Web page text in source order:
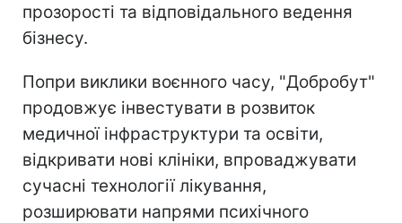
прозорості та відповідального ведення
бізнесу.
Попри виклики воєнного часу, "Добробут"
продовжує інвестувати в розвиток
медичної інфраструктури та освіти,
відкривати нові клініки, впроваджувати
сучасні технології лікування,
розширювати напрями психічного